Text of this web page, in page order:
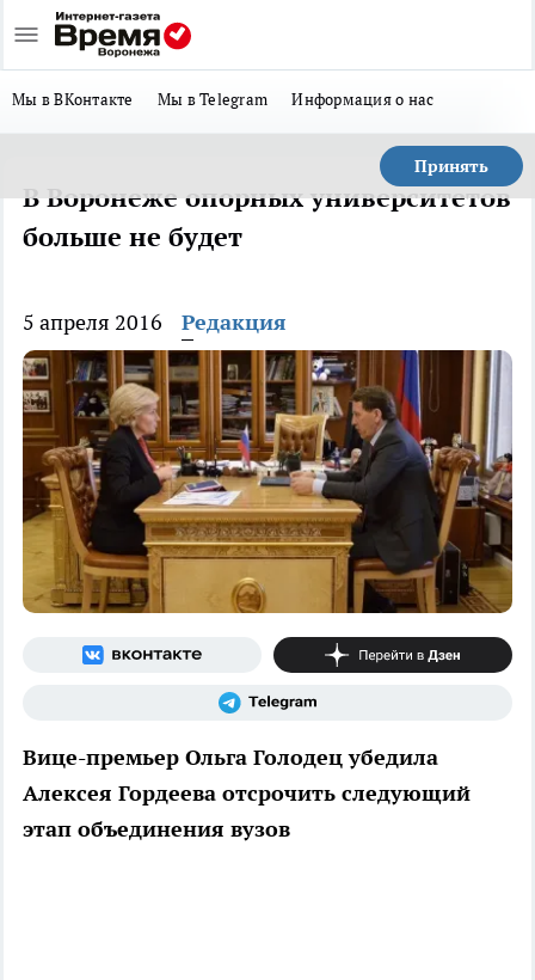
Мы в ВКонтакте Мы в Telegram Информация о нас
Принять
В Воронеже опорных университетов
больше не будет
5 апреля 2016 Редакция
Вице-премьер Ольга Голодец убедила
Алексея Гордеева отсрочить следующий
этап объединения вузов